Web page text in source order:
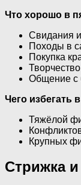
Что хорошо в
Свидания
Походы в
Покупка
Общение с
Чего избегать
Тяжёлой
Крупных
Стрижка